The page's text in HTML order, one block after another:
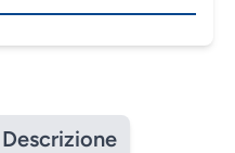
Descrizione